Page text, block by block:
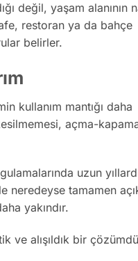
değil, yaşam alanının
restoran ya da bahçe
belirler.
kullanım mantığı daha
açma-
uzun
neredeyse tamamen
yakındır.
ve alışıldık bir